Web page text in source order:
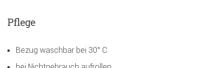
Pflege
Bezug waschbar bei 30° C